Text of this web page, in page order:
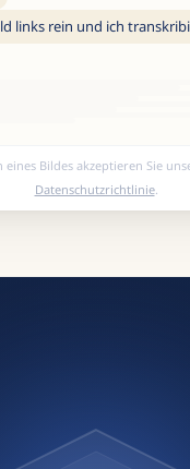
links rein und ich
eines Bildes akzeptieren Sie
Datenschutzrichtlinie.